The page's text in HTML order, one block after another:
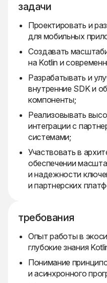
задачи
Проектировать и
для мобильных
Создавать
на Kotlin и
Разрабатывать и
внутренние SDK и
компоненты;
Реализовывать
интеграции с
системами;
Участвовать в
обеспечении
и надежности
и партнерских
требования
Опыт работы в
глубокие знания
Понимание
и асинхронного